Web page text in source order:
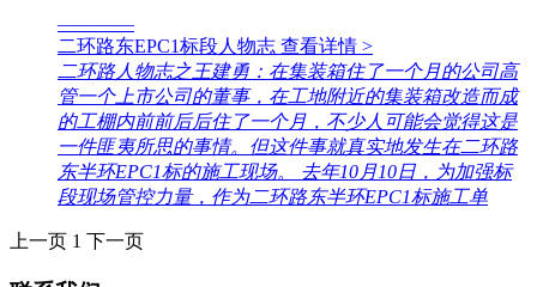
————
二环路东EPC1标段人物志 查看详情 >
二环路人物志之王建勇：在集装箱住了一个月的公司高
管一个上市公司的董事，在工地附近的集装箱改造而成
的工棚内前前后后住了一个月，不少人可能会觉得这是
一件匪夷所思的事情。但这件事就真实地发生在二环路
东半环EPC1标的施工现场。 去年10月10日，为加强标
段现场管控力量，作为二环路东半环EPC1标施工单
上一页 1 下一页